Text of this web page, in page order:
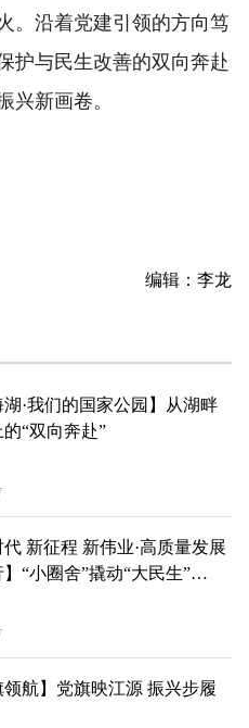
。沿着党建引领的方向笃
护与民生改善的双向奔赴
兴新画卷。
编辑：李龙
湖·我们的国家公园】从湖畔
“双向奔赴”
代 新征程 新伟业·高质量发展
“小圈舍”撬动“大民生”
察
领航】党旗映江源 振兴步履